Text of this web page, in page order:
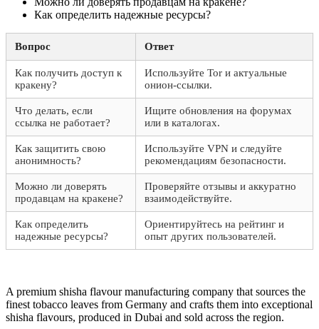
Как определить надежные ресурсы?
Вопрос Ответ
Как получить доступ к
кракену?
Используйте Tor и актуальные
онион-ссылки.
Что делать, если
ссылка не работает?
Ищите обновления на форумах
или в каталогах.
Как защитить свою
анонимность?
Используйте VPN и следуйте
рекомендациям безопасности.
Можно ли доверять
продавцам на кракене?
Проверяйте отзывы и аккуратно
взаимодействуйте.
Как определить
надежные ресурсы?
Ориентируйтесь на рейтинг и
опыт других пользователей.
A premium shisha flavour manufacturing company that sources the
finest tobacco leaves from Germany and crafts them into exceptional
shisha flavours, produced in Dubai and sold across the region.